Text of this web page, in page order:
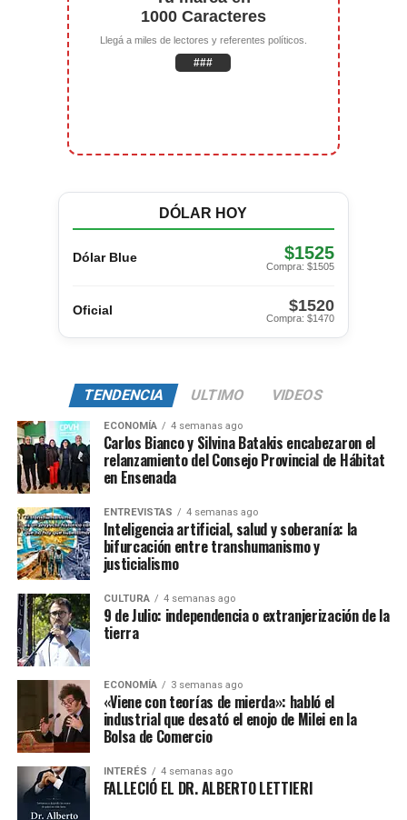
1000 Caracteres
Llegá a miles de lectores y referentes políticos.
###
DÓLAR HOY
Dólar Blue $1525
Compra: $1505
Oficial $1520
Compra: $1470
TENDENCIA ULTIMO VIDEOS
ECONOMÍA 4 semanas ago
Carlos Bianco y Silvina Batakis encabezaron el
relanzamiento del Consejo Provincial de Hábitat
en Ensenada
ENTREVISTAS 4 semanas ago
Inteligencia artificial, salud y soberanía: la
bifurcación entre transhumanismo y
justicialismo
CULTURA 4 semanas ago
9 de Julio: independencia o extranjerización de la
tierra
ECONOMÍA 3 semanas ago
«Viene con teorías de mierda»: habló el
industrial que desató el enojo de Milei en la
Bolsa de Comercio
INTERÉS 4 semanas ago
FALLECIÓ EL DR. ALBERTO LETTIERI